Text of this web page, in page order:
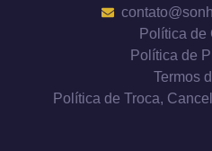
Política de
Política de
Termos
Política de Troca,